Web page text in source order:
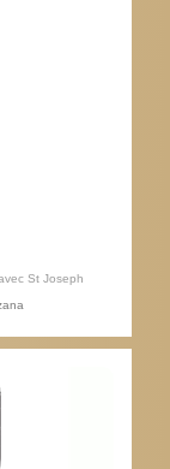
St Joseph